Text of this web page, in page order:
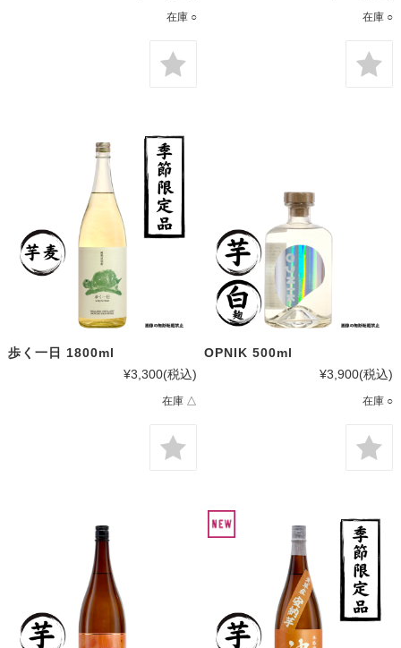
在庫 ○ 在庫 ○
歩く一日 1800ml
¥3,300(税込)
在庫 △
OPNIK 500ml
¥3,900(税込)
在庫 ○